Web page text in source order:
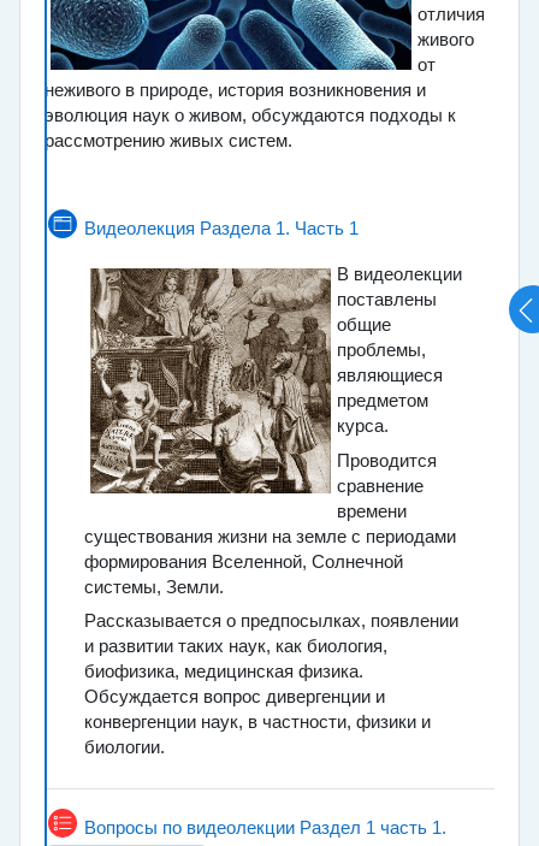
отличия
живого
от
неживого в природе, история возникновения и
эволюция наук о живом, обсуждаются подходы к
рассмотрению живых систем.
Видеолекция Раздела 1. Часть 1
Страница
В видеолекции
поставлены
общие
проблемы,
являющиеся
предметом
курса.
Проводится
сравнение
времени
существования жизни на земле с периодами
формирования Вселенной, Солнечной
системы, Земли.
Рассказывается о предпосылках, появлении
и развитии таких наук, как биология,
биофизика, медицинская физика.
Обсуждается вопрос дивергенции и
конвергенции наук, в частности, физики и
биологии.
Вопросы по видеолекции Раздел 1 часть 1.
Тест